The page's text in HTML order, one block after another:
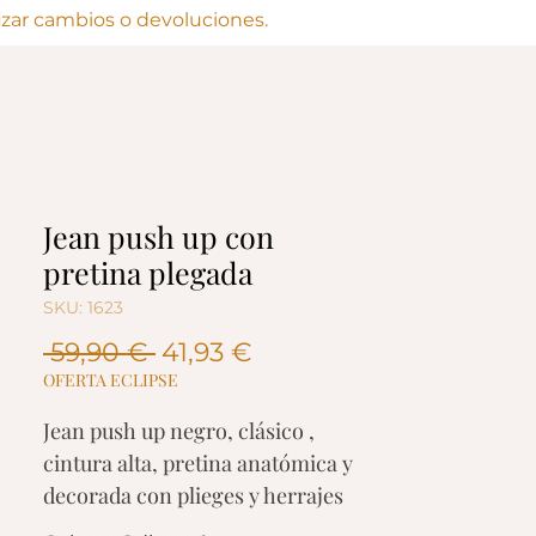
cambios o devoluciones.
Jean push up con
pretina plegada
SKU: 1623
59,90 € Precio
41,93 €
oferta
OFERTA ECLIPSE
Jean push up negro, clásico ,
cintura alta, pretina anatómica y
decorada con plieges y herrajes
metálicos, bota pitillo, tres botones